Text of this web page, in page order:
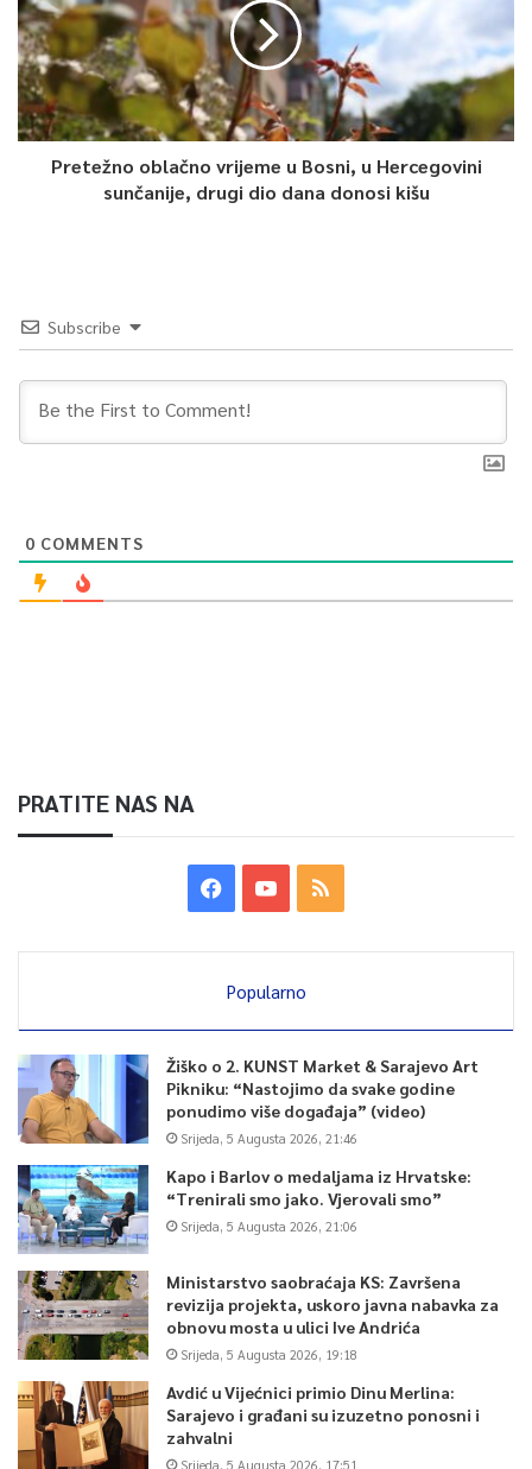
Pretežno oblačno vrijeme u Bosni, u Hercegovini
sunčanije, drugi dio dana donosi kišu
Subscribe
0 COMMENTS
PRATITE NAS NA
Popularno
Žiško o 2. KUNST Market & Sarajevo Art
Pikniku: “Nastojimo da svake godine
ponudimo više događaja” (video)
Srijeda, 5 Augusta 2026, 21:46
Kapo i Barlov o medaljama iz Hrvatske:
“Trenirali smo jako. Vjerovali smo”
Srijeda, 5 Augusta 2026, 21:06
Ministarstvo saobraćaja KS: Završena
revizija projekta, uskoro javna nabavka za
obnovu mosta u ulici Ive Andrića
Srijeda, 5 Augusta 2026, 19:18
Avdić u Vijećnici primio Dinu Merlina:
Sarajevo i građani su izuzetno ponosni i
zahvalni
Srijeda, 5 Augusta 2026, 17:51